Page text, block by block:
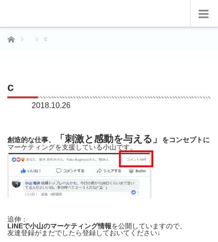
ホーム c
c
2018.10.26
創造的な仕事、 「刺激と感動を与える」
をコンセプトに
マーケティングを支援している小山です。
追伸：
LINEで小山のマーケティング情報を公開していますので、
友達登録がまだでしたら登録しておいてください↓